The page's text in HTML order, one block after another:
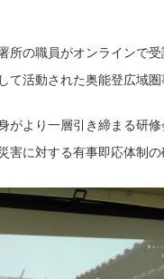
の職員がオンラインで受
て活動された奥能登広域
より一層引き締まる研修
に対する有事即応体制の